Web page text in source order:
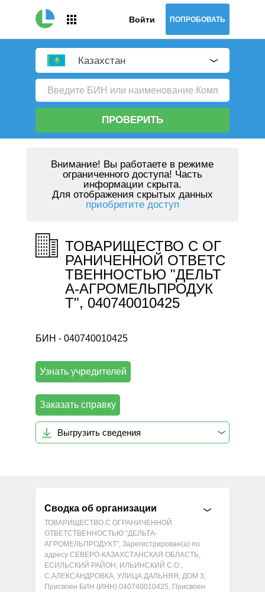
Войти ПОПРОБОВАТЬ
Казахстан
ПРОВЕРИТЬ
Внимание! Вы работаете в режиме
ограниченного доступа! Часть
информации скрыта.
Для отображения скрытых данных
приобретите доступ
ТОВАРИЩЕСТВО С ОГ
РАНИЧЕННОЙ ОТВЕТС
ТВЕННОСТЬЮ "ДЕЛЬТ
А-АГРОМЕЛЬПРОДУК
Т", 040740010425
БИН - 040740010425
Узнать учредителей
Заказать справку
Выгрузить сведения
Сводка об организации
ТОВАРИЩЕСТВО С ОГРАНИЧЕННОЙ
ОТВЕТСТВЕННОСТЬЮ "ДЕЛЬТА-
АГРОМЕЛЬПРОДУКТ", Зарегистрирован(а) по
адресу СЕВЕРО-КАЗАХСТАНСКАЯ ОБЛАСТЬ,
ЕСИЛЬСКИЙ РАЙОН, ИЛЬИНСКИЙ С.О.,
С.АЛЕКСАНДРОВКА, УЛИЦА ДАЛЬНЯЯ, ДОМ 3,
Присвоен БИН (ИНН) 040740010425, Присвоен